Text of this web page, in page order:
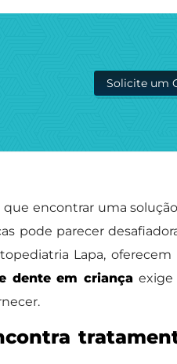
Solicite um
encontrar uma
pode parecer
Lapa,
dente em criança